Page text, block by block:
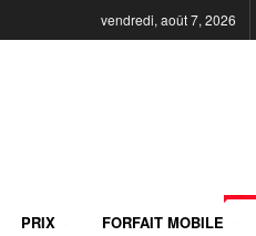
vendredi, août 7, 2026
PRIX FORFAIT MOBILE